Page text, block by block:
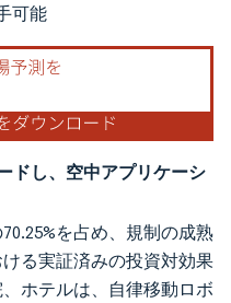
可能
ドし、空中アプリケーシ
を占め、規制の成熟
る実証済みの投資対効果
ホテルは、自律移動ロボ